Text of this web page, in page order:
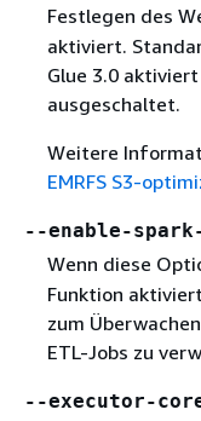
Festlegen des
aktiviert.
Glue 3.0 aktiviert
ausgeschaltet.
Weitere
EMRFS S3-
--enable-
Wenn diese
Funktion
zum
ETL-Jobs zu
--executor-